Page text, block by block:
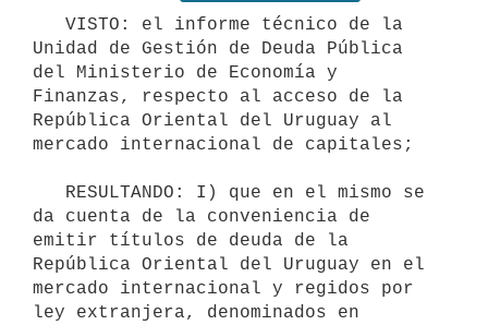
Unidad de Gestión de Deuda Pública
del Ministerio de Economía y
Finanzas, respecto al acceso de la
República Oriental del Uruguay al
mercado internacional de capitales;
da cuenta de la conveniencia de
emitir títulos de deuda de la
República Oriental del Uruguay en el
mercado internacional y regidos por
ley extranjera, denominados en